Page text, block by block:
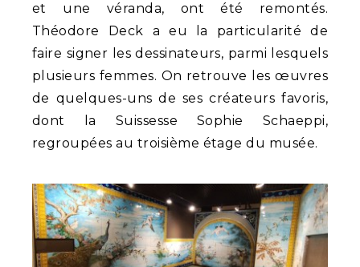
et une véranda, ont été remontés.
Théodore Deck a eu la particularité de
faire signer les dessinateurs, parmi lesquels
plusieurs femmes. On retrouve les œuvres
de quelques-uns de ses créateurs favoris,
dont la Suissesse Sophie Schaeppi,
regroupées au troisième étage du musée.